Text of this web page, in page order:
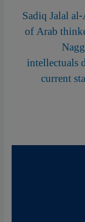
Sadiq Jalal
of Arab
intellectuals
current